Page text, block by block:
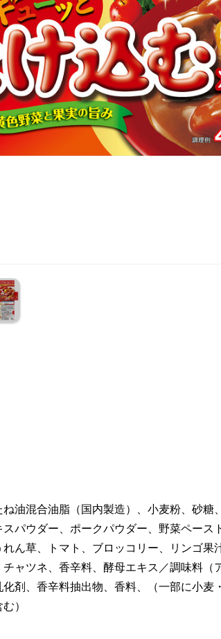
油混合油脂（国内製造）、小麦粉、砂糖
パウダー、ポークパウダー、野菜ペース
ん草、トマト、ブロッコリー、リンゴ果
チャツネ、香辛料、酵母エキス／調味料（
剤、香辛料抽出物、香料、（一部に小麦
）